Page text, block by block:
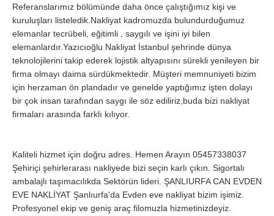
Tekirdağ Tokat
Trabzon Tunceli
Uşak Van
Yalova Yozgat
Zonguldak
DEFTER
NAKLİYECİ İLANLARI
Referanslarımız bölümünde daha önce çalıştığımız kişi ve
kuruluşları listeledik.Nakliyat kadromuzda bulundurduğumuz
elemanlar tecrübeli, eğitimli , saygılı ve işini iyi bilen
elemanlardır.Yazıcıoğlu Nakliyat İstanbul şehrinde dünya
teknolojilerini takip ederek lojistik altyapısını sürekli yenileyen bir
firma olmayı daima sürdükmektedir. Müşteri memnuniyeti bizim
için herzaman ön plandadır ve genelde yaptığımız işten dolayı
bir çok insan tarafından saygı ile söz ediliriz,buda bizi nakliyat
firmaları arasında farklı kılıyor.
Kaliteli hizmet için doğru adres. Hemen Arayın 05457338037
Şehiriçi şehirlerarası nakliyede bizi seçin karlı çıkın. Sigortalı
ambalajlı taşımacılıkda Sektörün lideri. ŞANLIURFA CAN EVDEN
EVE NAKLİYAT Şanlıurfa'da Evden eve nakliyat bizim işimiz.
Profesyonel ekip ve geniş araç filomuzla hizmetinizdeyiz.